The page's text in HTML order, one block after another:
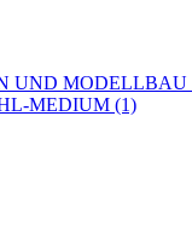
UND MODELLBAU
MEDIUM (1)